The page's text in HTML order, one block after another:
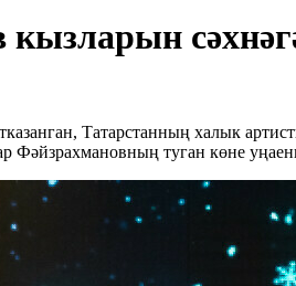
Татарстанның халык
Фәйзрахмановның туган көне